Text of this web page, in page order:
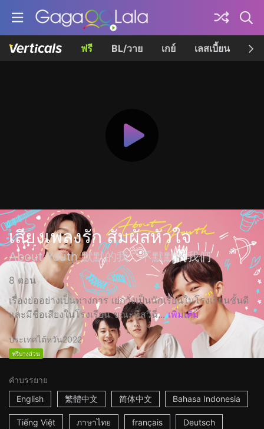
ฟรี BL/วาย เกย์ เลสเบี้ยน เค
เสียงเพลงรัก สัมผัสหัวใจ
About Youth 默默的我，不默默的我們
8 ตอน
เรื่องย่ออย่างเป็นทางการ เย่กวั่งเป็นนักเรียนในโรงเรียนชั้นดี
และมีชื่อเสียงในโรงเรียน ขณะที่สวีฉี่... เพิ่มเติม
ประเทศไต้หวัน2022
ฟรีบางส่วน
คำบรรยาย
English
繁體中文 简体中文 Bahasa Indonesia
Tiếng Việt ภาษาไทย français Deutsch